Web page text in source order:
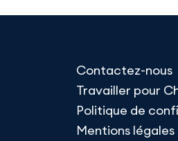
Contactez-nous
Travailler pour
Politique de
Mentions légales